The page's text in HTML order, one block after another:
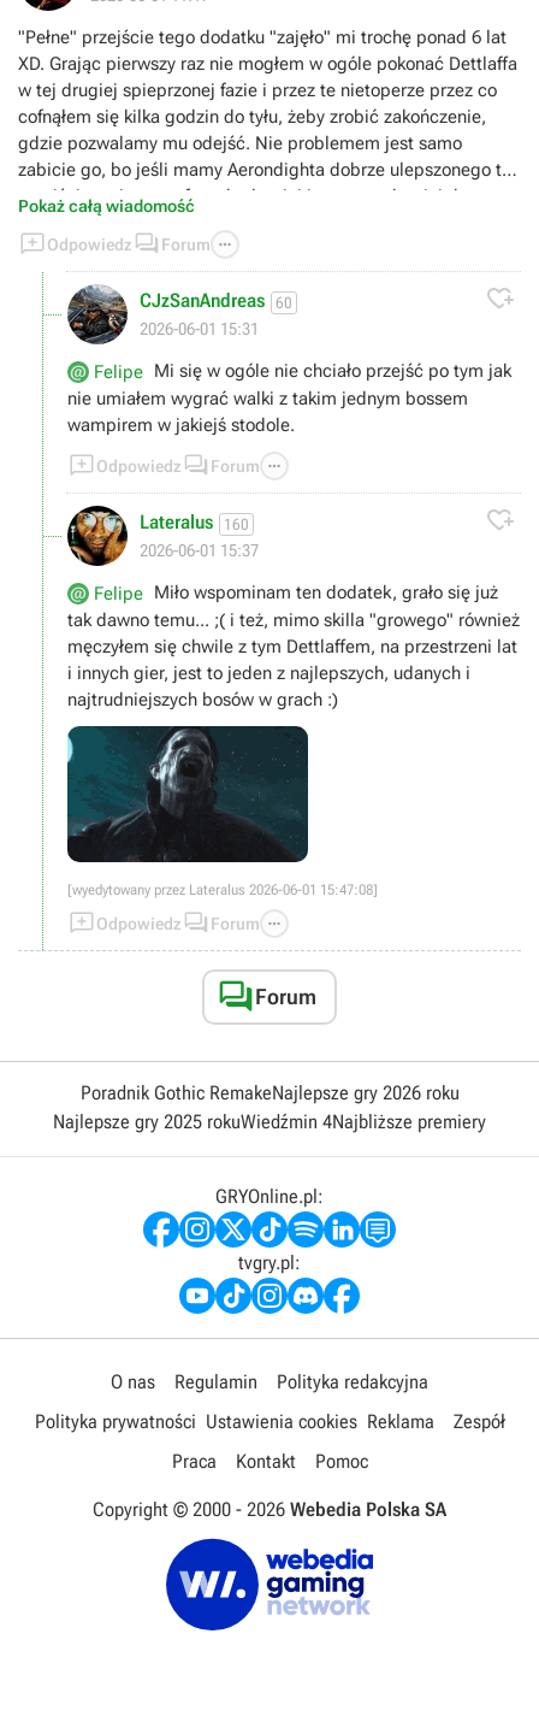
"Pełne" przejście tego dodatku "zajęło" mi trochę ponad 6 lat
XD. Grając pierwszy raz nie mogłem w ogóle pokonać Dettlaffa
w tej drugiej spieprzonej fazie i przez te nietoperze przez co
cofnąłem się kilka godzin do tyłu, żeby zrobić zakończenie,
gdzie pozwalamy mu odejść. Nie problemem jest samo
zabicie go, bo jeśli mamy Aerondighta dobrze ulepszonego to
przejście z pierwsze fazy do drugiej i potem z drugiej do
trzeciej to pewnie jakieś mniej niż 10 ciosów, to samo z
zamrażającym Aardem, który jest dosłownie 2.
najpotężniejszym znakiem w całej grze i najbardziej
użytecznym zaraz za Quen, ale przetrwanie drugiej to już
wyzwanie jak się nie wie co robić. Nietoperzy można uniknąć,
ale "okno" na to jest dość wąskie, a jak nas trafią to praktycznie
koniec gry.
Pokaż całą wiadomość
Odpowiedz  Forum 
CJzSanAndreas 60
2026-06-01 15:31

Felipe Mi się w ogóle nie chciało przejść po tym jak
nie umiałem wygrać walki z takim jednym bossem
wampirem w jakiejś stodole.
Odpowiedz  Forum 
Lateralus 160
2026-06-01 15:37

Felipe
tak dawno temu... ;( i też, mimo skilla "growego" również
męczyłem się chwile z tym Dettlaffem, na przestrzeni lat
i innych gier, jest to jeden z najlepszych, udanych i
najtrudniejszych bosów w grach :)
[wyedytowany przez Lateralus 2026-06-01 15:47:08]
Odpowiedz  Forum 
Forum
Poradnik Gothic RemakeNajlepsze gry 2026 roku
Najlepsze gry 2025 rokuWiedźmin 4Najbliższe premiery
GRYOnline.pl:
tvgry.pl:
O nas Regulamin
Polityka redakcyjna
Polityka prywatności Ustawienia cookies Reklama
Zespół
Praca
Kontakt Pomoc
Copyright © 2000 - 2026 Webedia Polska SA